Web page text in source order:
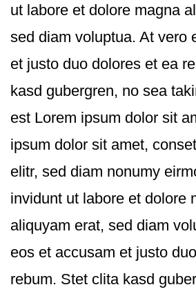
ut labore et dolore magna
sed diam voluptua. At vero
et justo duo dolores et ea
kasd gubergren, no sea
est Lorem ipsum dolor sit
ipsum dolor sit amet,
elitr, sed diam nonumy
invidunt ut labore et dolore
aliquyam erat, sed diam
eos et accusam et justo
rebum. Stet clita kasd